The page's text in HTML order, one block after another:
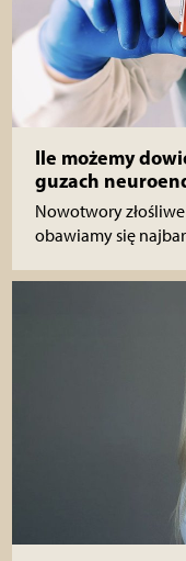
Ile możemy
guzach
Nowotwory
obawiamy się